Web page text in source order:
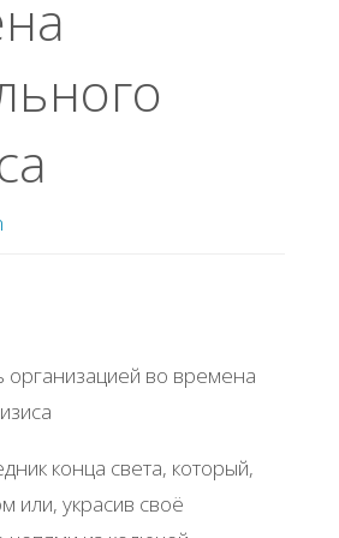
конца света, который,
или, украсив своё